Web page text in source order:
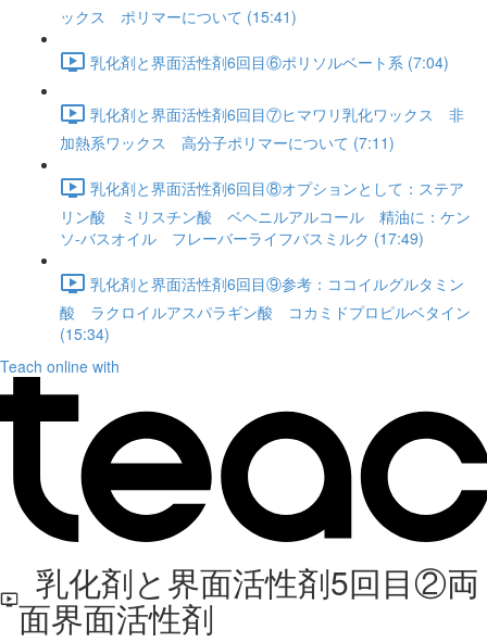
ックス ポリマーについて (15:41)
乳化剤と界面活性剤6回目⑥ポリソルベート系 (7:04)
乳化剤と界面活性剤6回目⑦ヒマワリ乳化ワックス 非
加熱系ワックス 高分子ポリマーについて (7:11)
乳化剤と界面活性剤6回目⑧オプションとして：ステア
リン酸 ミリスチン酸 ベヘニルアルコール 精油に：ケン
ソ-バスオイル フレーバーライフバスミルク (17:49)
乳化剤と界面活性剤6回目⑨参考：ココイルグルタミン
酸 ラクロイルアスパラギン酸 コカミドプロピルベタイン
(15:34)
Teach online with
乳化剤と界面活性剤5回目②両
面界面活性剤